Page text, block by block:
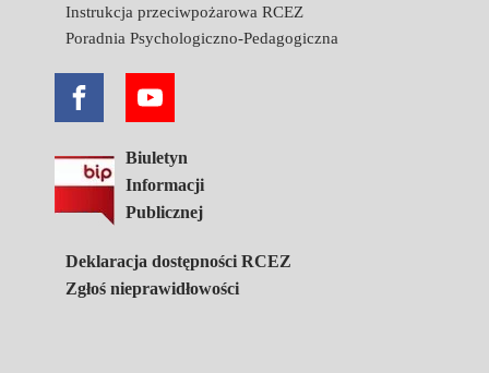
Instrukcja przeciwpożarowa RCEZ
Poradnia Psychologiczno-Pedagogiczna
Biuletyn
Informacji
Publicznej
Deklaracja dostępności RCEZ
Zgłoś nieprawidłowości